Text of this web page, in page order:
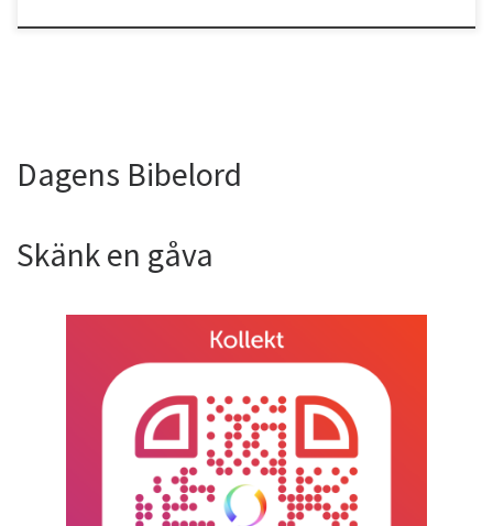
Dagens Bibelord
Skänk en gåva